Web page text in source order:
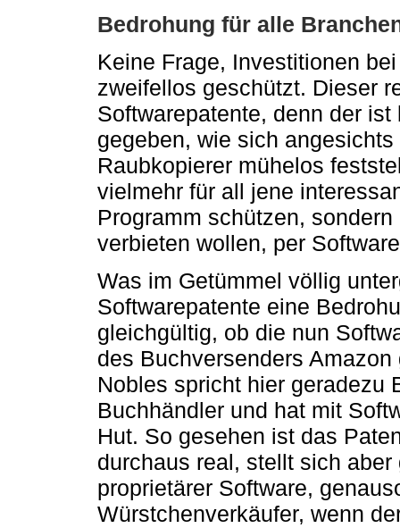
Bedrohung für alle
Keine Frage, Investitionen
zweifellos geschützt. Dieser
Softwarepatente, denn der
gegeben, wie sich
Raubkopierer mühelos
vielmehr für all jene
Programm schützen,
verbieten wollen, per
Was im Getümmel völlig
Softwarepatente eine
gleichgültig, ob die nun
des Buchversenders
Nobles spricht hier geradezu
Buchhändler und hat mit
Hut. So gesehen ist das
durchaus real, stellt sich
proprietärer Software,
Würstchenverkäufer, wenn